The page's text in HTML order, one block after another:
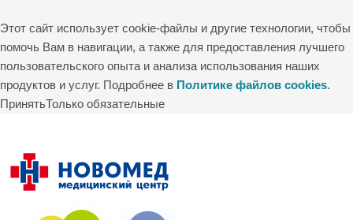
Этот сайт использует cookie-файлы и другие технологии, чтобы
помочь Вам в навигации, а также для предоставления лучшего
пользовательского опыта и анализа использования наших
продуктов и услуг. Подробнее в Политике файлов cookies.
ПринятьТолько обязательные